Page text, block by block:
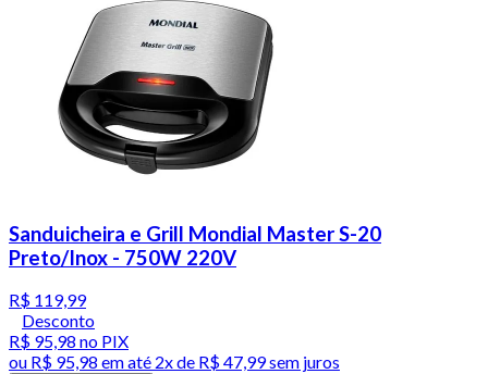
Sanduicheira e Grill Mondial Master S-20
Preto/Inox - 750W 220V
R$ 119,99
Desconto
R$ 95,98 no PIX
ou R$ 95,98 em até 2x de R$ 47,99 sem juros